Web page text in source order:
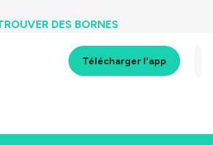
DES BORNES
Télécharger l'app